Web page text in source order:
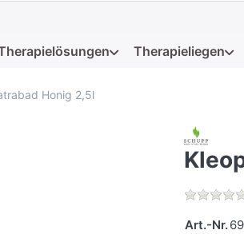
Therapieliegen
Honig 2,5l
Art.-Nr.